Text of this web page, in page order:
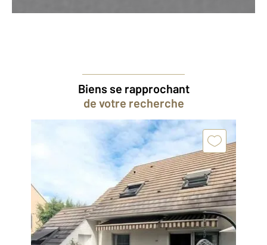
Biens se rapprochant
de votre recherche